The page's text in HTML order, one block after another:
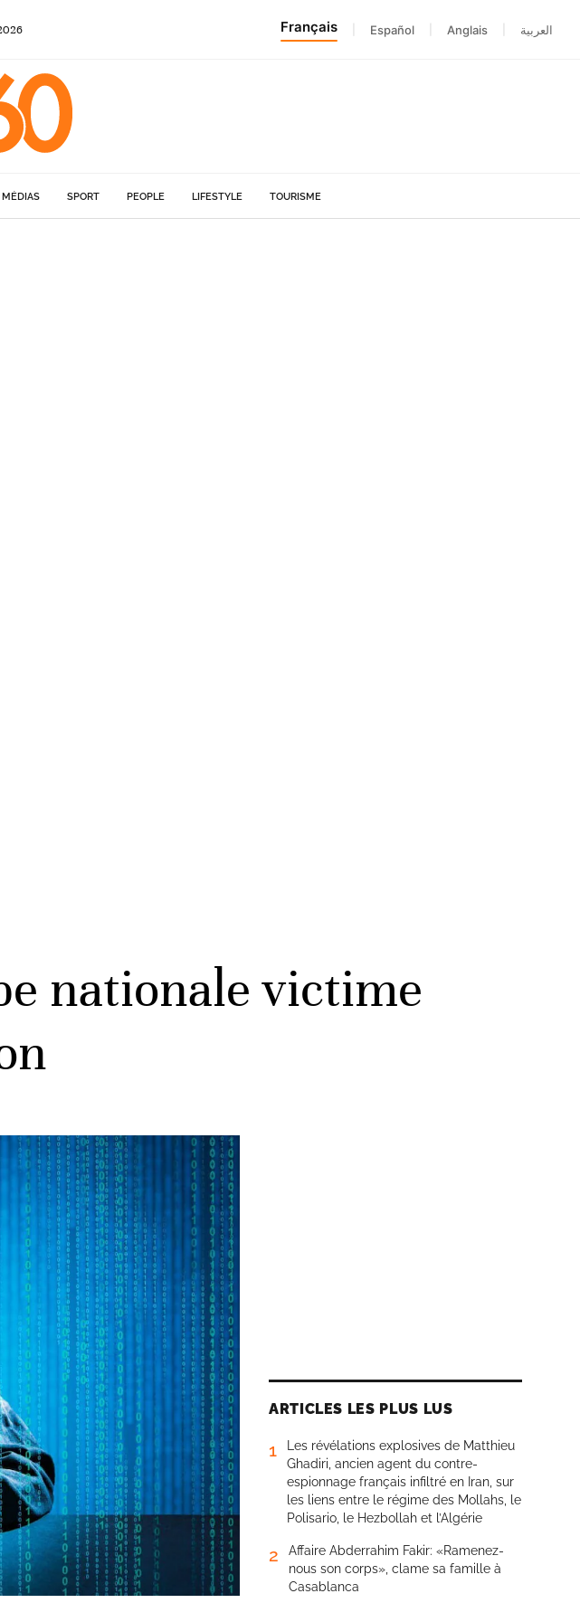
Français Español Anglais العربية
MÉDIAS SPORT PEOPLE LIFESTYLE TOURISME
nationale victime
ARTICLES LES PLUS LUS
1
Les révélations explosives de Matthieu
Ghadiri, ancien agent du contre-
espionnage français infiltré en Iran, sur
les liens entre le régime des Mollahs, le
Polisario, le Hezbollah et l’Algérie
2
Affaire Abderrahim Fakir: «Ramenez-
nous son corps», clame sa famille à
Casablanca